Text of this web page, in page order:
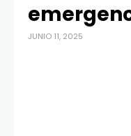
JUNIO 11, 2025